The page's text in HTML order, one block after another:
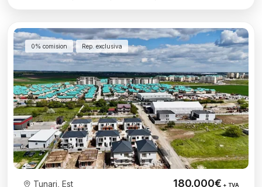
0% comision Rep. exclusiva
Tunari, Est 180.000€ + TVA